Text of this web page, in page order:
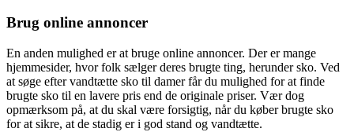
Brug online annoncer
En anden mulighed er at bruge online annoncer. Der er mange
hjemmesider, hvor folk sælger deres brugte ting, herunder sko. Ved
at søge efter vandtætte sko til damer får du mulighed for at finde
brugte sko til en lavere pris end de originale priser. Vær dog
opmærksom på, at du skal være forsigtig, når du køber brugte sko
for at sikre, at de stadig er i god stand og vandtætte.